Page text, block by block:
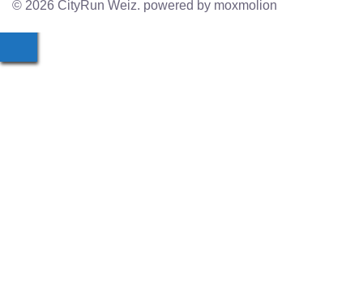
© 2026 CityRun Weiz. powered by moxmolion